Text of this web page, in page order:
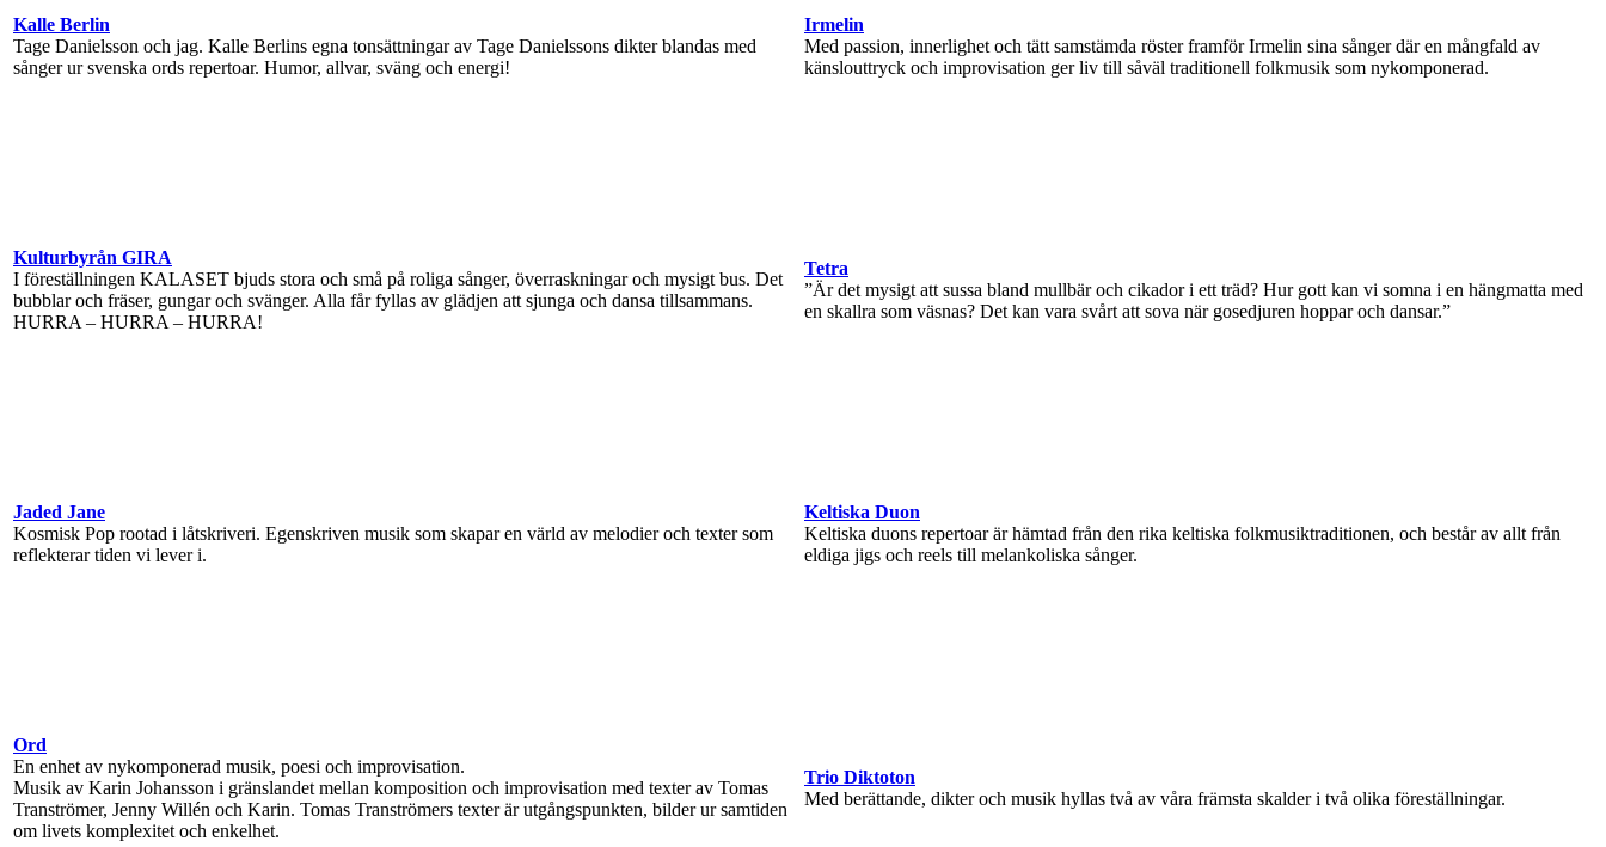
Kalle Berlin
Tage Danielsson och jag. Kalle Berlins egna tonsättningar av Tage Danielssons dikter blandas med
sånger ur svenska ords repertoar. Humor, allvar, sväng och energi!
Irmelin
Med passion, innerlighet och tätt samstämda röster framför Irmelin sina sånger där en mångfald av
känslouttryck och improvisation ger liv till såväl traditionell folkmusik som nykomponerad.
Kulturbyrån GIRA
I föreställningen KALASET bjuds stora och små på roliga sånger, överraskningar och mysigt bus. Det
bubblar och fräser, gungar och svänger. Alla får fyllas av glädjen att sjunga och dansa tillsammans.
HURRA – HURRA – HURRA!
Tetra
”Är det mysigt att sussa bland mullbär och cikador i ett träd? Hur gott kan vi somna i en hängmatta med
en skallra som väsnas? Det kan vara svårt att sova när gosedjuren hoppar och dansar.”
Jaded Jane
Kosmisk Pop rootad i låtskriveri. Egenskriven musik som skapar en värld av melodier och texter som
reflekterar tiden vi lever i.
Keltiska Duon
Keltiska duons repertoar är hämtad från den rika keltiska folkmusiktraditionen, och består av allt från
eldiga jigs och reels till melankoliska sånger.
Ord
En enhet av nykomponerad musik, poesi och improvisation.
Musik av Karin Johansson i gränslandet mellan komposition och improvisation med texter av Tomas
Tranströmer, Jenny Willén och Karin. Tomas Tranströmers texter är utgångspunkten, bilder ur samtiden
om livets komplexitet och enkelhet.
Trio Diktoton
Med berättande, dikter och musik hyllas två av våra främsta skalder i två olika föreställningar.